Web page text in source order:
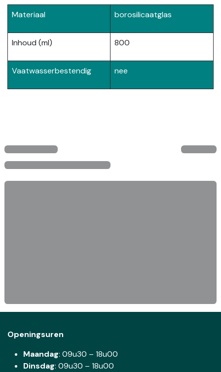
Materiaal borosilicaatglas
Inhoud (ml) 800
Vaatwasserbestendig nee
Openingsuren
Maandag: 09u30 – 18u00
Dinsdag: 09u30 – 18u00